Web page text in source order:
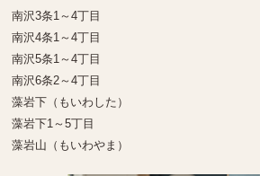
南沢3条1～4丁目
南沢4条1～4丁目
南沢5条1～4丁目
南沢6条2～4丁目
藻岩下（もいわした）
藻岩下1～5丁目
藻岩山（もいわやま）